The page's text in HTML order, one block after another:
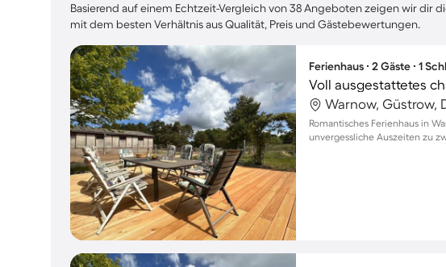
Basierend auf einem Echtzeit-Vergleich von 38 Angeboten zeigen wir dir
mit dem besten Verhältnis aus Qualität, Preis und Gästebewertungen.
Ferienhaus ∙ 2 Gäste ∙ 1
Warnow, Güstrow,
Romantisches Ferienhaus in
unvergessliche Auszeiten zu